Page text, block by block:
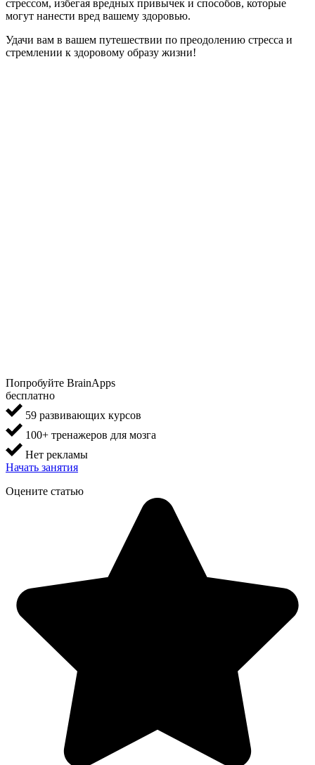
стрессом, избегая вредных привычек и способов, которые
могут нанести вред вашему здоровью.
Удачи вам в вашем путешествии по преодолению стресса и
стремлении к здоровому образу жизни!
Попробуйте BrainApps
бесплатно
59 развивающих курсов
100+ тренажеров для мозга
Нет рекламы
Начать занятия
Оцените статью